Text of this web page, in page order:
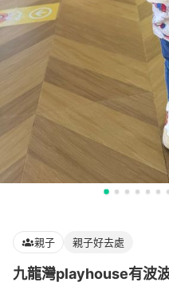
親子 親子好去處
九龍灣playhouse有波